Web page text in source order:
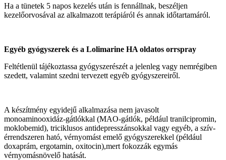
Ha a tünetek 5 napos kezelés után is fennállnak, beszéljen
kezelőorvosával az alkalmazott terápiáról és annak időtartamáról.
Egyéb gyógyszerek és a Lolimarine HA oldatos orrspray
Feltétlenül tájékoztassa gyógyszerészét a jelenleg vagy nemrégiben
szedett, valamint szedni tervezett egyéb gyógyszereiről.
A készítmény egyidejű alkalmazása nem javasolt
monoaminooxidáz-gátlókkal (MAO-gátlók, például tranilcipromin,
moklobemid), triciklusos antidepresszánsokkal vagy egyéb, a szív-
érrendszeren ható, vérnyomást emelő gyógyszerekkel (például
doxaprám, ergotamin, oxitocin),mert fokozzák egymás
vérnyomásnövelő hatását.